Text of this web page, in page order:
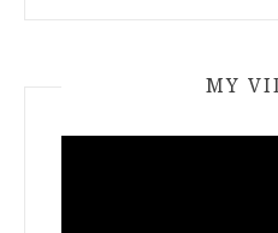
MY